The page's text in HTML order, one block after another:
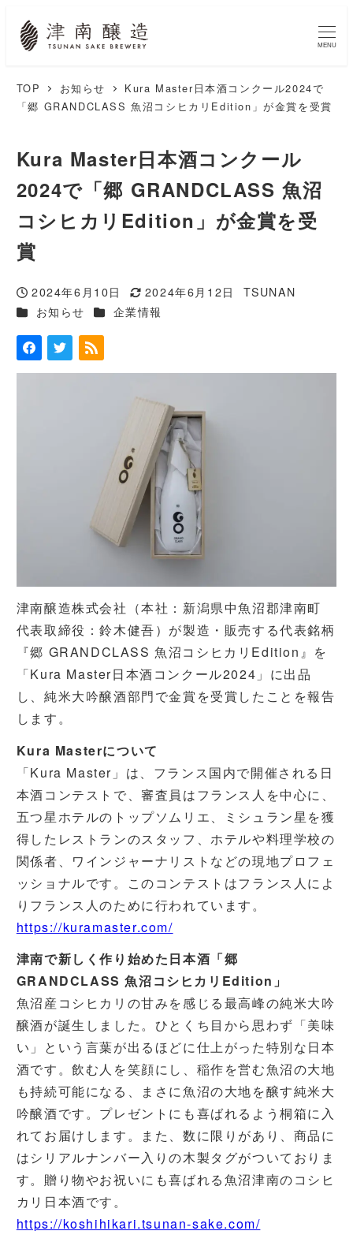
MENU
TOP お知らせ
Kura Master日本酒コンクール2024で
「郷 GRANDCLASS 魚沼コシヒカリEdition」が金賞を受賞
Kura Master日本酒コンクール
2024で「郷 GRANDCLASS 魚沼
コシヒカリEdition」が金賞を受
賞
投稿日
2024年6月10日
更新日
2024年6月12日
著
TSUNAN
カテゴリー
お知らせ カテゴリー
企業情報
津南醸造株式会社（本社：新潟県中魚沼郡津南町
代表取締役：鈴木健吾）が製造・販売する代表銘柄
『郷 GRANDCLASS 魚沼コシヒカリEdition』を
「Kura Master日本酒コンクール2024」に出品
し、純米大吟醸酒部門で金賞を受賞したことを報告
します。
Kura Masterについて
「Kura Master」は、フランス国内で開催される日
本酒コンテストで、審査員はフランス人を中心に、
五つ星ホテルのトップソムリエ、ミシュラン星を獲
得したレストランのスタッフ、ホテルや料理学校の
関係者、ワインジャーナリストなどの現地プロフェ
ッショナルです。このコンテストはフランス人によ
りフランス人のために行われています。
https://kuramaster.com/
津南で新しく作り始めた日本酒「郷
GRANDCLASS 魚沼コシヒカリEdition」
魚沼産コシヒカリの甘みを感じる最高峰の純米大吟
醸酒が誕生しました。ひとくち目から思わず「美味
い」という言葉が出るほどに仕上がった特別な日本
酒です。飲む人を笑顔にし、稲作を営む魚沼の大地
も持続可能になる、まさに魚沼の大地を醸す純米大
吟醸酒です。プレゼントにも喜ばれるよう桐箱に入
れてお届けします。また、数に限りがあり、商品に
はシリアルナンバー入りの木製タグがついておりま
す。贈り物やお祝いにも喜ばれる魚沼津南のコシヒ
カリ日本酒です。
https://koshihikari.tsunan-sake.com/